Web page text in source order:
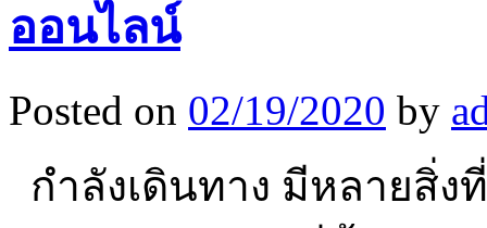
ออนไลน์
Posted on 02/19/2020 by
กำลังเดินทาง มีหลายสิ่